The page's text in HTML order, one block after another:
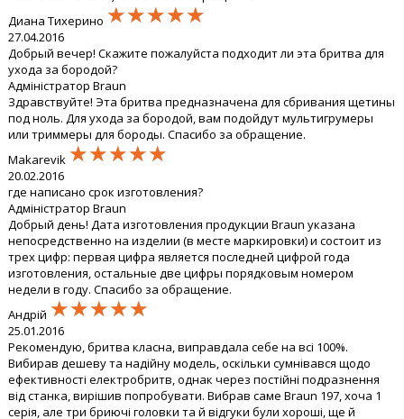
Диана Тихерино ★★★★★
★★★★★
★★★★★
27.04.2016
Добрый вечер! Скажите пожалуйста подходит ли эта бритва для
ухода за бородой?
Адміністратор Braun
Здравствуйте! Эта бритва предназначена для сбривания щетины
под ноль. Для ухода за бородой, вам подойдут мультигрумеры
или триммеры для бороды. Спасибо за обращение.
Makarevik ★★★★★
★★★★★
★★★★★
20.02.2016
где написано срок изготовления?
Адміністратор Braun
Добрый день! Дата изготовления продукции Braun указана
непосредственно на изделии (в месте маркировки) и состоит из
трех цифр: первая цифра является последней цифрой года
изготовления, остальные две цифры порядковым номером
недели в году. Спасибо за обращение.
Андрій ★★★★★
★★★★★
★★★★★
25.01.2016
Рекомендую, бритва класна, виправдала себе на всі 100%.
Вибирав дешеву та надійну модель, оскільки сумнівався щодо
ефективності електробритв, однак через постійні подразнення
від станка, вирішив попробувати. Вибрав саме Braun 197, хоча 1
серія, але три бриючі головки та й відгуки були хороші, ще й